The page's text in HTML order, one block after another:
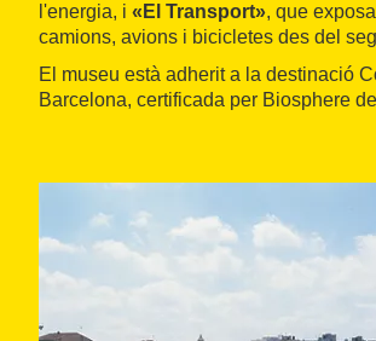
l'energia, i «El Transport», que
camions, avions i bicicletes des del
El museu està adherit a la destinació
Barcelona, certificada per Biosphere